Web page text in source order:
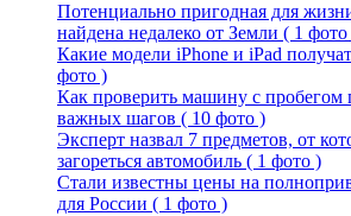
Потенциально пригодная для
найдена недалеко от Земли ( 1 фото
Какие модели iPhone и iPad
фото )
Как проверить машину с пробегом
важных шагов ( 10 фото )
Эксперт назвал 7 предметов, от
загореться автомобиль ( 1 фото )
Стали известны цены на
для России ( 1 фото )